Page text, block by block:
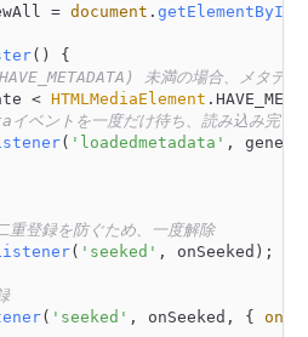
= document . getElementById
( ) {
未満の場合、メタデー
< HTMLMediaElement .
ベントを一度だけ待ち、読み込み完
( 'loadedmetadata' ,
登録を防ぐため、一度解除
( 'seeked' , onSeeked);
( 'seeked' , onSeeked, { once